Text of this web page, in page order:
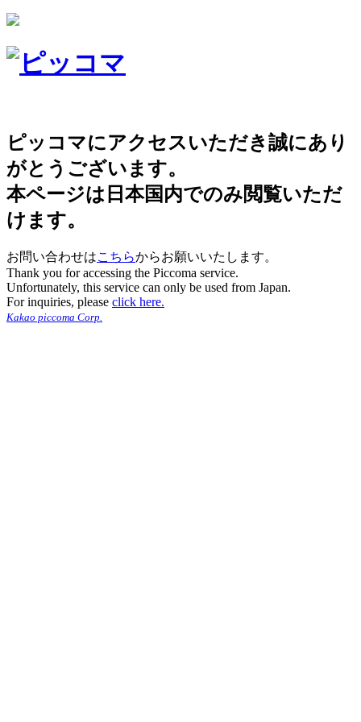
ピッコマにアクセスいただき誠にあり
がとうございます。
本ページは日本国内でのみ閲覧いただ
けます。
お問い合わせはこちらからお願いいたします。
Thank you for accessing the Piccoma service.
Unfortunately, this service can only be used from Japan.
For inquiries, please click here.
Kakao piccoma Corp.